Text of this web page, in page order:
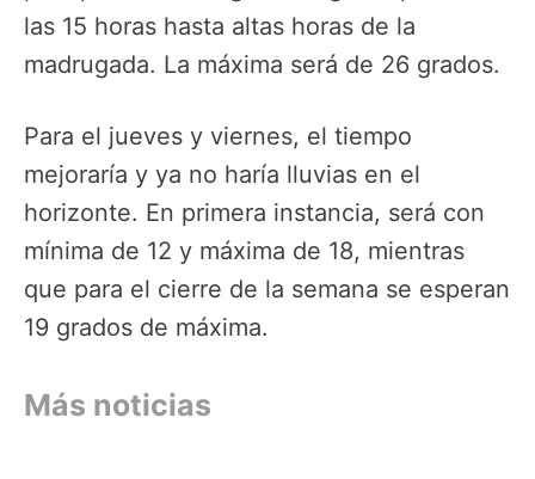
las 15 horas hasta altas horas de la
madrugada. La máxima será de 26 grados.
Para el jueves y viernes, el tiempo
mejoraría y ya no haría lluvias en el
horizonte. En primera instancia, será con
mínima de 12 y máxima de 18, mientras
que para el cierre de la semana se esperan
19 grados de máxima.
Más noticias